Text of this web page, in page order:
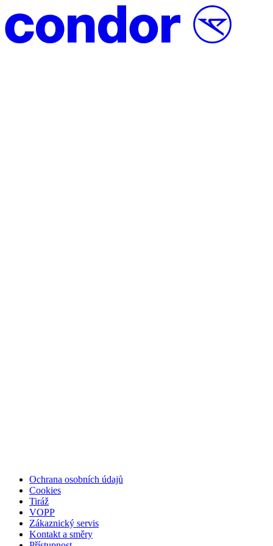
Ochrana osobních údajů
Cookies
Tiráž
VOPP
Zákaznický servis
Kontakt a směry